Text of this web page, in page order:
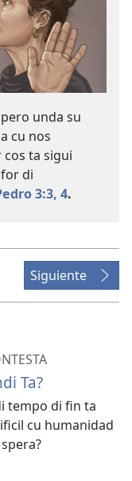
unda su
cu nos
ta sigui
di
3:3, 4.
Siguiente
Ta?
tempo di fin ta
cu humanidad